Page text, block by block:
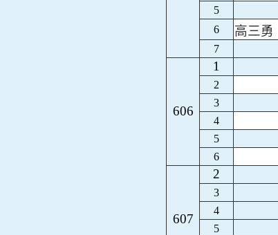
5
6
高三勇
7
606
1
2
3
4
5
6
607
2
3
4
5